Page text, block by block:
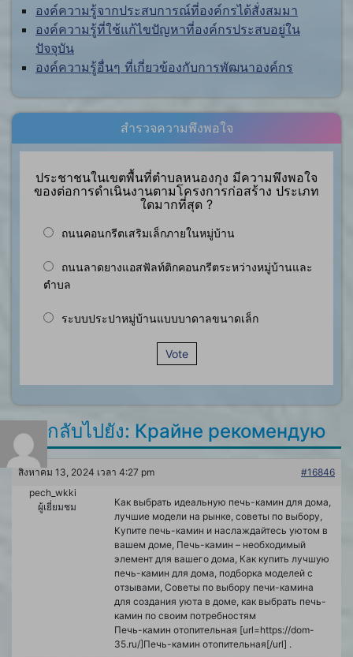
องค์ความรู้จากประสบการณ์ที่องค์กรได้สั่งสมมา
องค์ความรู้ที่ใช้แก้ไขปัญหาที่องค์กรประสบอยู่ใน
ปัจจุบัน
องค์ความรู้อื่นๆ ที่เกี่ยวข้องกับการพัฒนาองค์กร
สำรวจความพึงพอใจ
ประชาชนในเขตพื้นที่ตำบลหนองกุง มีความพึงพอใจ
ของต่อการดำเนินงานตามโครงการก่อสร้าง ประเภท
ใดมากที่สุด ?
ถนนคอนกรีตเสริมเล็กภายในหมู่บ้าน
ถนนลาดยางแอสฟัลท์ติกคอนกรีตระหว่างหมู่บ้านและ
ตำบล
ระบบประปาหมู่บ้านแบบบาดาลขนาดเล็ก
Vote
ตอบกลับไปยัง: Крайне рекомендую
สิงหาคม 13, 2024 เวลา 4:27 pm
#16846
pech_wkki
ผู้เยี่ยมชม
Как выбрать идеальную печь-камин для дома,
лучшие модели на рынке, советы по выбору,
Купите печь-камин и наслаждайтесь уютом в
вашем доме, Печь-камин – необходимый
элемент для вашего дома, Как купить лучшую
печь-камин для дома, подборка моделей с
отзывами, Советы по выбору печи-камина
для создания уюта в доме, как выбрать печь-
камин по своим потребностям
Печь-камин отопительная [url=https://dom-
35.ru/]Печь-камин отопительная[/url] .